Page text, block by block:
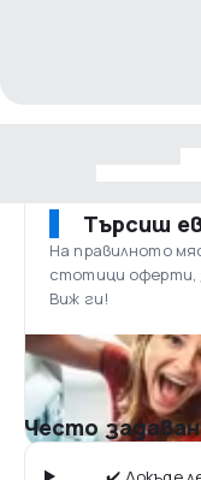
Търсиш
На правилното
стотици оферти,
Виж ги!
Често